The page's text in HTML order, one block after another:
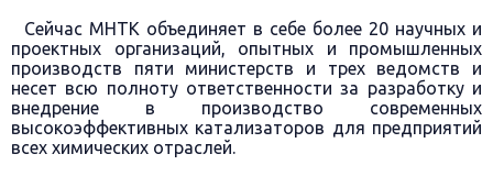
Сейчас МНТК объединяет в себе более 20 научных и
проектных организаций, опытных и промышленных
производств пяти министерств и трех ведомств и
несет всю полноту ответственности за разработку и
внедрение в производство современных
высокоэффективных катализаторов для предприятий
всех химических отраслей.